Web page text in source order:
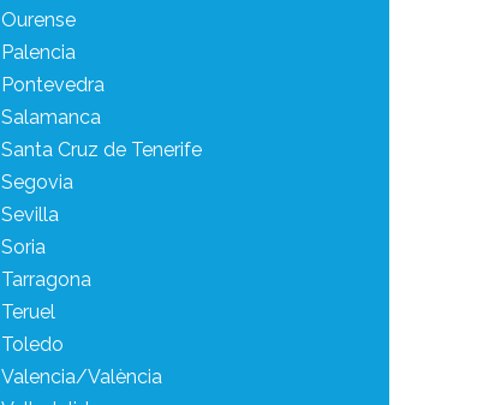
Ourense
Palencia
Pontevedra
Salamanca
Santa Cruz de Tenerife
Segovia
Sevilla
Soria
Tarragona
Teruel
Toledo
Valencia/València